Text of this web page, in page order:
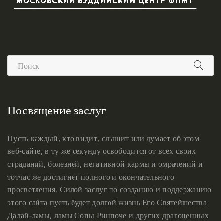
Посвящение заслуг
Пусть каждый, кто видит, слышит или думает об этом
веб-сайте, в ту же секунду освободится от всех своих
страданий, болезней, негативной кармы и омрачений и
тотчас же достигнет полного и окончательного
просветления. Силой заслуг по созданию и поддержанию
этого сайта пусть будет долгой жизнь Его Святейшества
Далай-ламы, ламы Сопы Ринпоче и других драгоценных